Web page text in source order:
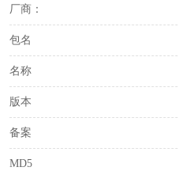
厂商：
包名
名称
版本
备案
MD5